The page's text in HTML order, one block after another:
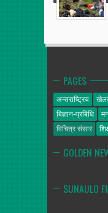
PAGES
अन्तराष्ट्रिय
बिज्ञान-प्रबिधि
विचित्र संसार
GOLDEN
SUNAULO